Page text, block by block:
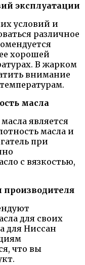
эксплуатации
условий и
различное
хорошей
В жарком
внимание
масла
является
масла и
при
с вязкостью,
производителя
для своих
для Ниссан
что вы